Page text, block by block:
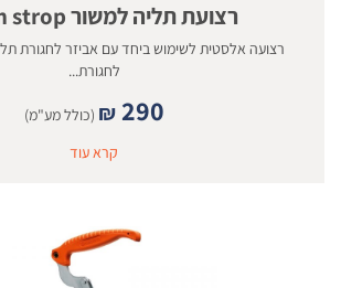
רצועת תליה למשור Chain strop
רצועה אלסטית לשימוש ביחד עם אביזר לחגורת
לחגורת...
₪ 290
(כולל מע"מ)
קרא עוד